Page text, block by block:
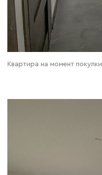
Квартира на момент покупки